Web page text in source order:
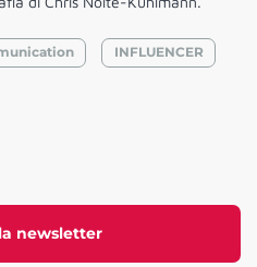
newsletter
INFLUENCER